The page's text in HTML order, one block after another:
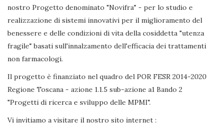
nostro Progetto denominato "Novifra" - per lo studio e
realizzazione di sistemi innovativi per il miglioramento del
benessere e delle condizioni di vita della cosiddetta "utenza
fragile" basati sull'innalzamento dell'efficacia dei trattamenti
non farmacologi.
Il progetto è finanziato nel quadro del POR FESR 2014-2020
Regione Toscana - azione 1.1.5 sub-azione a1 Bando 2
"Progetti di ricerca e sviluppo delle MPMI".
Vi invitiamo a visitare il nostro sito internet :